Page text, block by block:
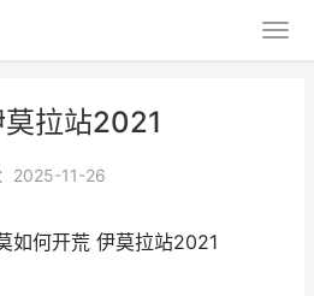
拉站2021
2025-11-26
如何开荒 伊莫拉站2021